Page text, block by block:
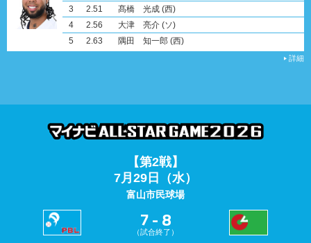
3
2.51 髙橋 光成 (西)
4
2.56 大津 亮介 (ソ)
5
2.63 隅田 知一郎 (西)
詳細
3
9 大津 亮介(ソ)
3
9 前田 悠伍(ソ)
3
9 北山 亘基(日)
3
.750 北山 亘基 (日)
4
.615 髙橋 光成 (西)
4
.615 武内 夏暉(西)
3
110 荘司 康誠(楽)
4
102 Ａ．ジャクソン(ロ)
5
101 隅田 知一郎(西)
3
23 杉山 一樹(ソ)
4
21 藤平 尚真(楽)
5
19 柳川 大晟(日)
3
24 篠原 響(西)
4
22 松本 裕樹(ソ)
4
22 甲斐野 央(西)
【第2戦】
7月29日（水）
富山市民球場
7 - 8
（試合終了）